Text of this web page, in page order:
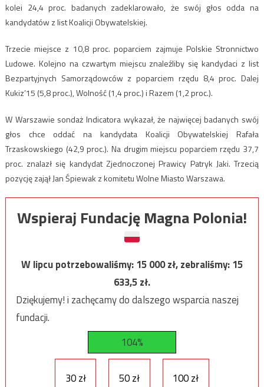
kolei 24,4 proc. badanych zadeklarowało, że swój głos odda na
kandydatów z list Koalicji Obywatelskiej.
Trzecie miejsce z 10,8 proc. poparciem zajmuje Polskie Stronnictwo
Ludowe. Kolejno na czwartym miejscu znaleźliby się kandydaci z list
Bezpartyjnych Samorządowców z poparciem rzędu 8,4 proc. Dalej
Kukiz’15 (5,8 proc.), Wolność (1,4 proc.) i Razem (1,2 proc.).
W Warszawie sondaż Indicatora wykazał, że najwięcej badanych swój
głos chce oddać na kandydata Koalicji Obywatelskiej Rafała
Trzaskowskiego (42,9 proc.). Na drugim miejscu poparciem rzędu 37,7
proc. znalazł się kandydat Zjednoczonej Prawicy Patryk Jaki. Trzecią
pozycję zajął Jan Śpiewak z komitetu Wolne Miasto Warszawa.
Wspieraj Fundację Magna Polonia!
W lipcu potrzebowaliśmy:15 000zł, zebraliśmy:15
633,5zł.
Dziękujemy! i zachęcamy do dalszego wsparcia naszej
fundacji.
104%
30 zł 50 zł 100 zł